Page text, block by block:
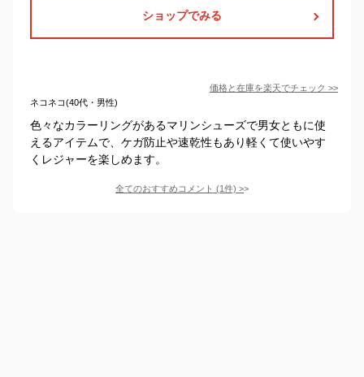
ショップでみる
価格と在庫を楽天でチェック >>
ネコネコ(40代・男性)
色々なカラーリングがあるマリンシューズで男女ともに使
えるアイテムで、ケガ防止や速乾性もあり軽くて使いやす
くレジャーを楽しめます。
全てのおすすめコメント (1件) >